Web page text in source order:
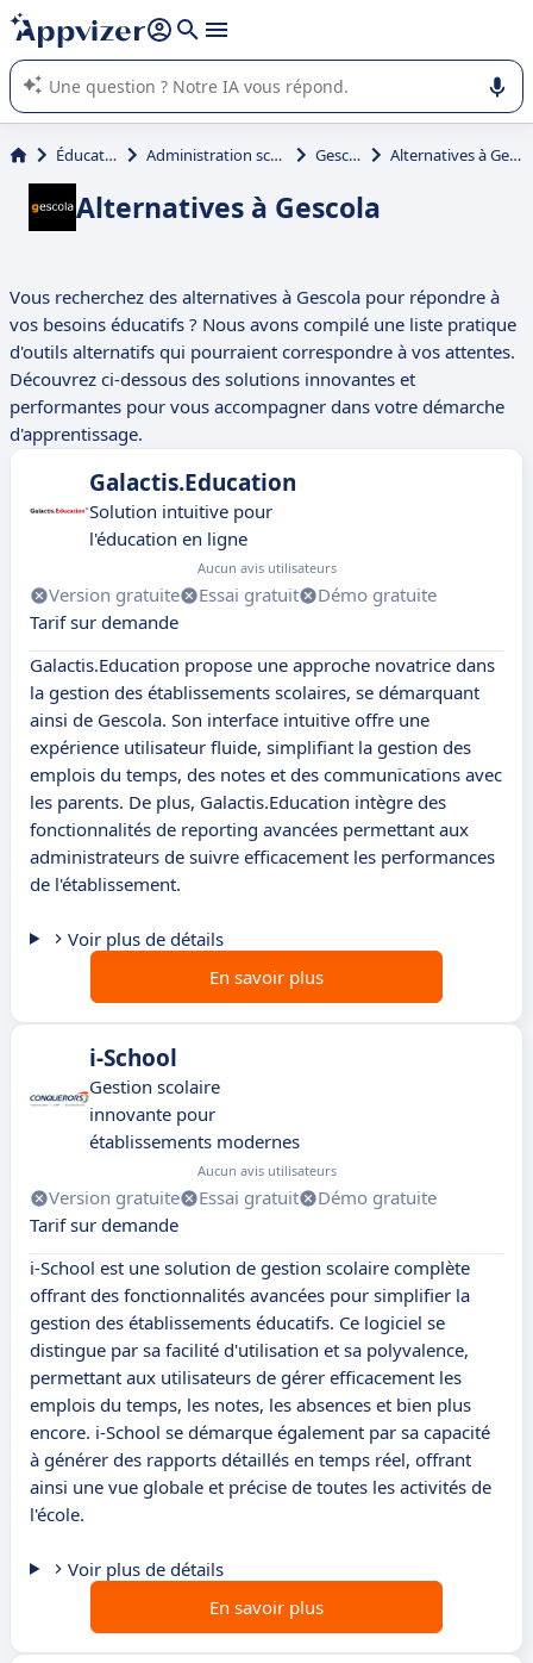
répondre (plusieurs lignes avec
L'IA de Appvizer vous guide dans l'utilisation ou la sélection de
logiciel SaaS en entreprise.
Éducation Administration scolaire Gescola Alternatives à Gescola
Alternatives à Gescola
Vous recherchez des alternatives à Gescola pour répondre à
vos besoins éducatifs ? Nous avons compilé une liste pratique
d'outils alternatifs qui pourraient correspondre à vos attentes.
Découvrez ci-dessous des solutions innovantes et
performantes pour vous accompagner dans votre démarche
d'apprentissage.
Galactis.Education
Solution intuitive pour
l'éducation en ligne
Aucun avis utilisateurs
Version gratuite Essai gratuit
Démo gratuite
Tarif sur demande
Galactis.Education propose une approche novatrice dans
la gestion des établissements scolaires, se démarquant
ainsi de Gescola. Son interface intuitive offre une
expérience utilisateur fluide, simplifiant la gestion des
emplois du temps, des notes et des communications avec
les parents. De plus, Galactis.Education intègre des
fonctionnalités de reporting avancées permettant aux
administrateurs de suivre efficacement les performances
de l'établissement.
Voir plus de détails
En savoir plus
i-School
Gestion scolaire
innovante pour
établissements modernes
Aucun avis utilisateurs
Version gratuite Essai gratuit
Démo gratuite
Tarif sur demande
i-School est une solution de gestion scolaire complète
offrant des fonctionnalités avancées pour simplifier la
gestion des établissements éducatifs. Ce logiciel se
distingue par sa facilité d'utilisation et sa polyvalence,
permettant aux utilisateurs de gérer efficacement les
emplois du temps, les notes, les absences et bien plus
encore. i-School se démarque également par sa capacité
à générer des rapports détaillés en temps réel, offrant
ainsi une vue globale et précise de toutes les activités de
l'école.
Voir plus de détails
En savoir plus